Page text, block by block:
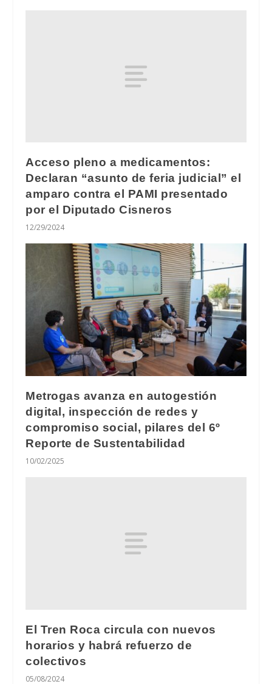
Acceso pleno a medicamentos:
Declaran “asunto de feria judicial” el
amparo contra el PAMI presentado
por el Diputado Cisneros
12/29/2024
Metrogas avanza en autogestión
digital, inspección de redes y
compromiso social, pilares del 6º
Reporte de Sustentabilidad
10/02/2025
El Tren Roca circula con nuevos
horarios y habrá refuerzo de
colectivos
05/08/2024